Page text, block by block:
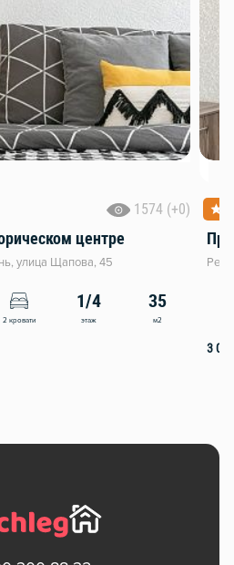
1574 (+0)
центре
улица Щапова, 45
2 кровати
1/4
этаж
35
м2
3 000